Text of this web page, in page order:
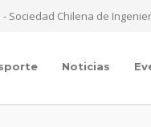
- Sociedad Chilena de
Noticias